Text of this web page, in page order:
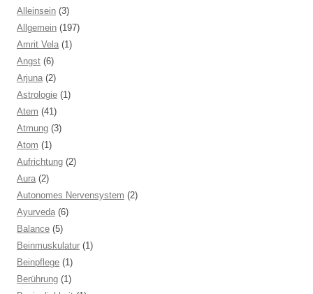
Alleinsein (3)
Allgemein (197)
Amrit Vela (1)
Angst (6)
Arjuna (2)
Astrologie (1)
Atem (41)
Atmung (3)
Atom (1)
Aufrichtung (2)
Aura (2)
Autonomes Nervensystem (2)
Ayurveda (6)
Balance (5)
Beinmuskulatur (1)
Beinpflege (1)
Berührung (1)